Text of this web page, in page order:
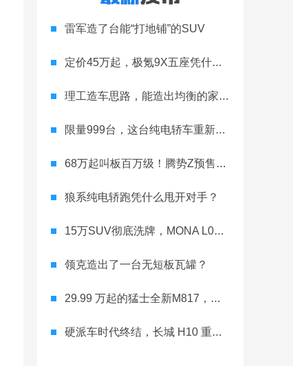
雷军造了台能“打地铺”的SUV
定价45万起，极氪9X五座凭什么领跑高端
理工造车思路，能造出均衡的家用轿跑吗
限量999台，这台纯电轿车重新定义运动家用
68万起叫板百万级！腾势Z预售开启
狼系纯电轿跑凭什么甩开对手？
15万SUV彻底洗牌，MONA L03直接降维打击
领克造出了一台无短板瓦罐？
29.99 万起的猛士全新M817，从此越野不靠老司机
硬派车时代终结，长城 H10 重新洗牌